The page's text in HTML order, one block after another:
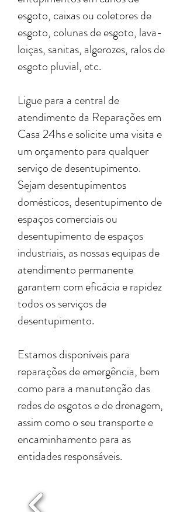
esgoto, caixas ou coletores de
esgoto, colunas de esgoto, lava-
loiças, sanitas, algerozes, ralos de
esgoto pluvial, etc.
Ligue para a central de
atendimento da Reparações em
Casa 24hs e solicite uma visita e
um orçamento para qualquer
serviço de desentupimento.
Sejam desentupimentos
domésticos, desentupimento de
espaços comerciais ou
desentupimento de espaços
industriais, as nossas equipas de
atendimento permanente
garantem com eficácia e rapidez
todos os serviços de
desentupimento.
Estamos disponíveis para
reparações de emergência, bem
como para a manutenção das
redes de esgotos e de drenagem,
assim como o seu transporte e
encaminhamento para as
entidades responsáveis.